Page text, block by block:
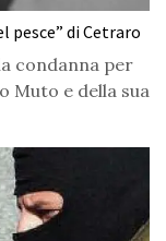
pesce” di Cetraro
condanna per
Muto e della sua